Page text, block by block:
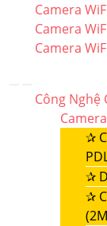
Camera
Camera
Camera
Công Nghệ
✰
✰
✰